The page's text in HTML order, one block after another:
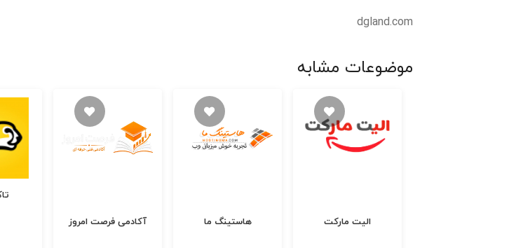
dgland.com
موضوعات مشابه
آکادمی فرصت امروز
هاستینگ ما الیت مارکت